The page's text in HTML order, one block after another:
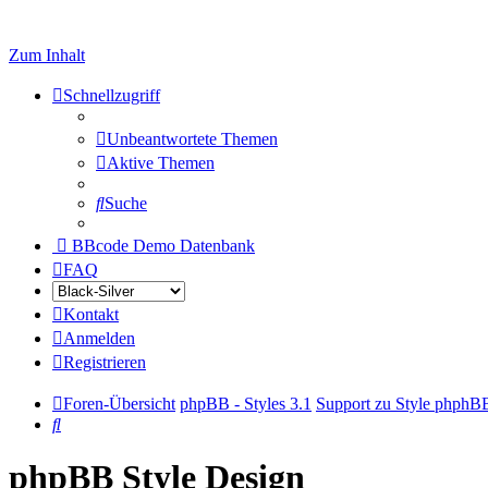
Zum Inhalt
Schnellzugriff
Unbeantwortete Themen
Aktive Themen
Suche
BBcode Demo Datenbank
FAQ
Kontakt
Anmelden
Registrieren
Foren-Übersicht phpBB - Styles 3.1 Support zu Style
Suche
phpBB Style Design